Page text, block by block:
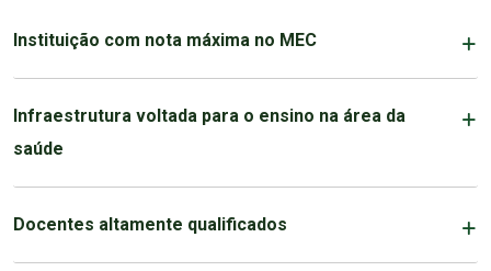
Instituição com nota máxima no MEC
Infraestrutura voltada para o ensino na área da
saúde
Docentes altamente qualificados